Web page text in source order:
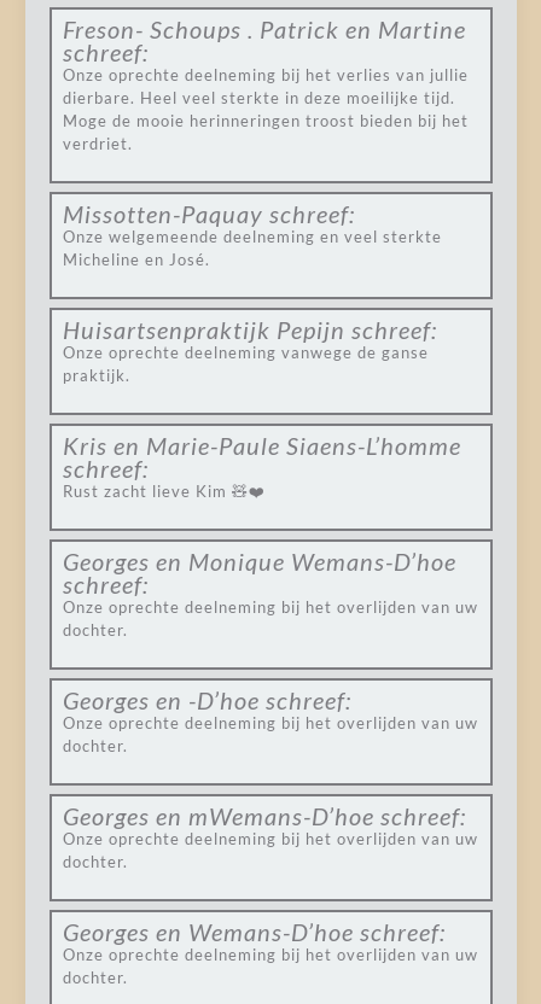
Freson- Schoups . Patrick en Martine
schreef:
Onze oprechte deelneming bij het verlies van jullie
dierbare. Heel veel sterkte in deze moeilijke tijd.
Moge de mooie herinneringen troost bieden bij het
verdriet.
Missotten-Paquay schreef:
Onze welgemeende deelneming en veel sterkte
Micheline en José.
Huisartsenpraktijk Pepijn schreef:
Onze oprechte deelneming vanwege de ganse
praktijk.
Kris en Marie-Paule Siaens-L’homme
schreef:
Rust zacht lieve Kim 🧸❤️
Georges en Monique Wemans-D’hoe
schreef:
Onze oprechte deelneming bij het overlijden van uw
dochter.
Georges en -D’hoe schreef:
Onze oprechte deelneming bij het overlijden van uw
dochter.
Georges en mWemans-D’hoe schreef:
Onze oprechte deelneming bij het overlijden van uw
dochter.
Georges en Wemans-D’hoe schreef:
Onze oprechte deelneming bij het overlijden van uw
dochter.